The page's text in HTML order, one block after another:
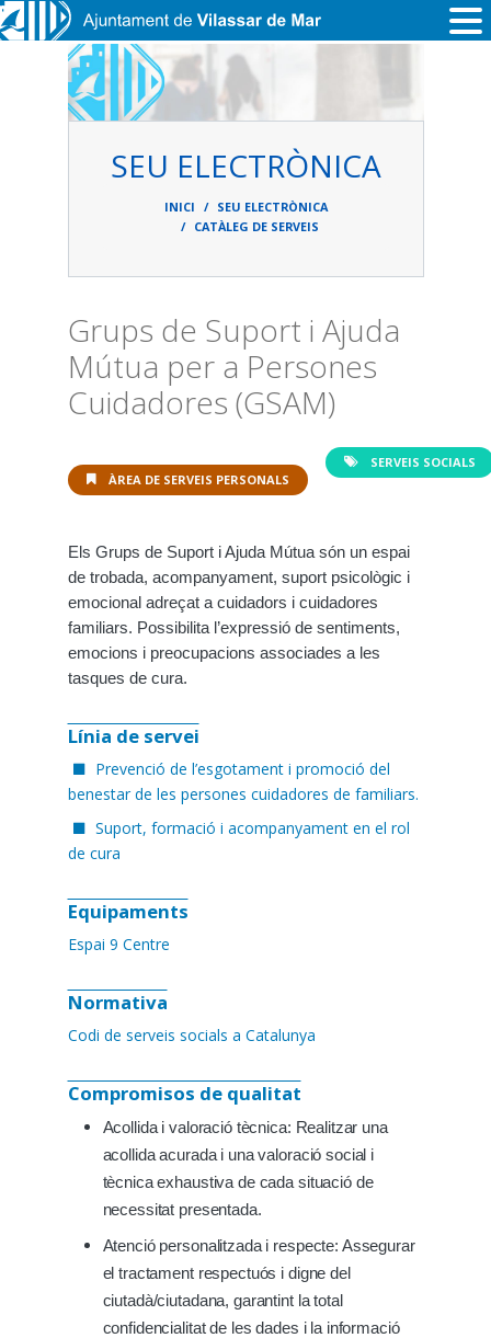
Vés al contingut
SEU ELECTRÒNICA
d'ariadna
INICI
SEU ELECTRÒNICA
CATÀLEG DE SERVEIS
Grups de Suport i Ajuda
Mútua per a Persones
Cuidadores (GSAM)
ÀREA DE SERVEIS PERSONALS
SERVEIS SOCIALS
Els Grups de Suport i Ajuda Mútua són un espai
de trobada, acompanyament, suport psicològic i
emocional adreçat a cuidadors i cuidadores
familiars. Possibilita l’expressió de sentiments,
emocions i preocupacions associades a les
tasques de cura.
Línia de servei
Prevenció de l’esgotament i promoció del
benestar de les persones cuidadores de familiars.
Suport, formació i acompanyament en el rol
de cura
Equipaments
Espai 9 Centre
Normativa
Codi de serveis socials a Catalunya
Compromisos de qualitat
Acollida i valoració tècnica: Realitzar una
acollida acurada i una valoració social i
tècnica exhaustiva de cada situació de
necessitat presentada.
Atenció personalitzada i respecte: Assegurar
el tractament respectuós i digne del
ciutadà/ciutadana, garantint la total
confidencialitat de les dades i la informació